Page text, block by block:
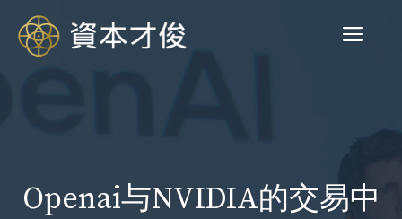
菜
Openai与NVIDIA的交易中